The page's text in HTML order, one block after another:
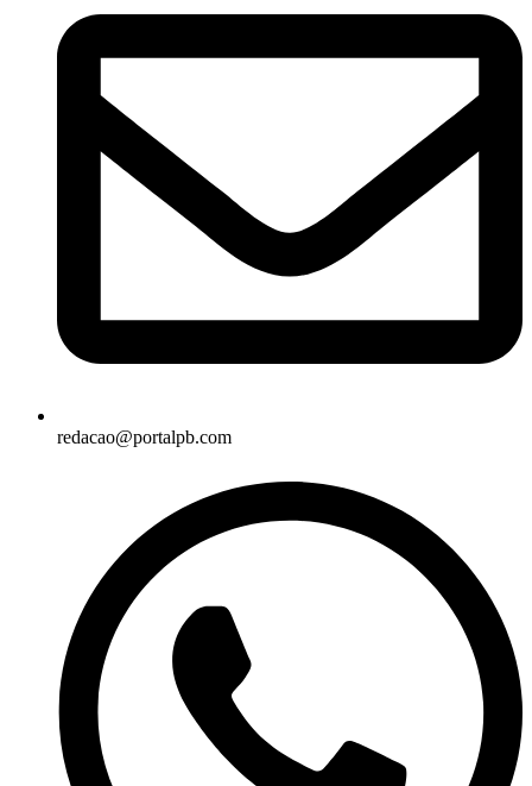
redacao@portalpb.com